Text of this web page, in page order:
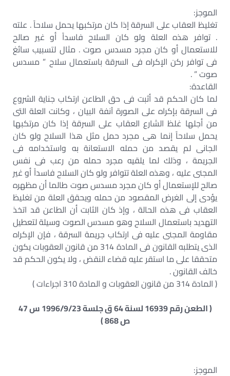
الموجز:
تغليظ العقاب على السرقة إذا كان مرتكبها يحمل سلاحاً . علته
. توافر هذه العلة ولو كان السلاح فاسداً أو غير صالح
للاستعمال أو كان مجرد مسدس صوت . مثال لتسبيب سائغ
فى توافر ركن الإكراه فى السرقة باستعمال سلاح ” مسدس
صوت ” .
القاعدة:
لما كان الحكم قد أثبت فى حق الطاعن ارتكاب جناية الشروع
فى السرقة بإكراه على الصورة آنفة البيان ، وكانت العلة التى
من أجلها غلظ الشارع العقاب على السرقة إذا كان مرتكبها
يحمل سلاحاً إنما هى مجرد حمل مثل هذا السلاح ولو كان
الجانى لم يقصد من حمله الاستعانة به واستخدامه فى
الجريمة ، وذلك لما يلقيه مجرد حمله من رعب فى نفس
المجنى عليه ، وهذه العلة تتوافر ولو كان السلاح فاسداً أو غير
صالح للإستعمال أو كان مجرد مسدس صوت طالما أن مظهره
يؤدى إلى الغرض المقصود من حمله ويحقق العلة من تغليظ
العقاب فى هذه الحالة ، وإذ كان الثابت أن الطاعن قد اتخذ
التهديد باستعمال السلاح وهو مسدس الصوت وسيلة لتعطيل
مقاومة المجنى عليه فى ارتكاب جريمة السرقة ، فإن الإكراه
الذى يتطلبه القانون فى المادة 314 من قانون العقوبات يكون
متحققا على ما استقر عليه قضاء النقض ، ولا يكون الحكم قد
خالف القانون .
( المادة 314 من قانون العقوبات و المادة 310 اجراءات )
( الطعن رقم 16939 لسنة 64 ق جلسة 1996/9/23 س 47
ص 868 )
الموجز: